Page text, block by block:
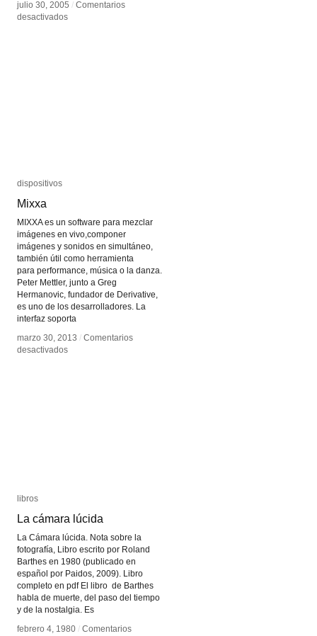
julio 30, 2005 / Comentarios
desactivadosen
julio 30, 2005 / Comentarios
desactivadosen
dispositivos
Mixxa
MIXXA es un software para mezclar
imágenes en vivo,componer
imágenes y sonidos en simultáneo,
también útil como herramienta
para performance, música o la danza.
Peter Mettler, junto a Greg
Hermanovic, fundador de Derivative,
es uno de los desarrolladores. La
interfaz soporta
marzo 30, 2013 / Comentarios
desactivadosen
dispositivos
Mixxa
marzo 30, 2013 / Comentarios
desactivadosen
libros
La cámara lúcida
La Cámara lúcida. Nota sobre la
fotografía, Libro escrito por Roland
Barthes en 1980 (publicado en
español por Paidos, 2009). Libro
completo en pdf El libro de Barthes
habla de muerte, del paso del tiempo
y de la nostalgia. Es
febrero 4, 1980 / Comentarios
libros
La cámara lúcida
febrero 4, 1980 / Comentarios